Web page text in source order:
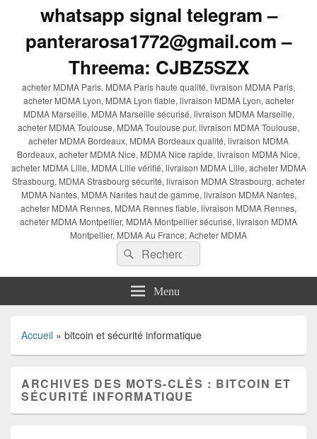
whatsapp signal telegram –
panterarosa1772@gmail.com –
Threema: CJBZ5SZX
acheter MDMA Paris, MDMA Paris haute qualité, livraison MDMA Paris,
acheter MDMA Lyon, MDMA Lyon fiable, livraison MDMA Lyon, acheter
MDMA Marseille, MDMA Marseille sécurisé, livraison MDMA Marseille,
acheter MDMA Toulouse, MDMA Toulouse pur, livraison MDMA Toulouse,
acheter MDMA Bordeaux, MDMA Bordeaux qualité, livraison MDMA
Bordeaux, acheter MDMA Nice, MDMA Nice rapide, livraison MDMA Nice,
acheter MDMA Lille, MDMA Lille vérifié, livraison MDMA Lille, acheter MDMA
Strasbourg, MDMA Strasbourg sécurité, livraison MDMA Strasbourg, acheter
MDMA Nantes, MDMA Nantes haut de gamme, livraison MDMA Nantes,
acheter MDMA Rennes, MDMA Rennes fiable, livraison MDMA Rennes,
acheter MDMA Montpellier, MDMA Montpellier sécurisé, livraison MDMA
Montpellier, MDMA Au France, Acheter MDMA
Recherche :
Rechercher
Menu
Accueil » bitcoin et sécurité informatique
ARCHIVES DES MOTS-CLÉS : BITCOIN ET
SÉCURITÉ INFORMATIQUE